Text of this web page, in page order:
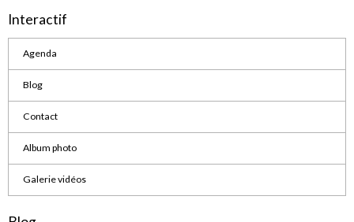
Interactif
Agenda
Blog
Contact
Album photo
Galerie vidéos